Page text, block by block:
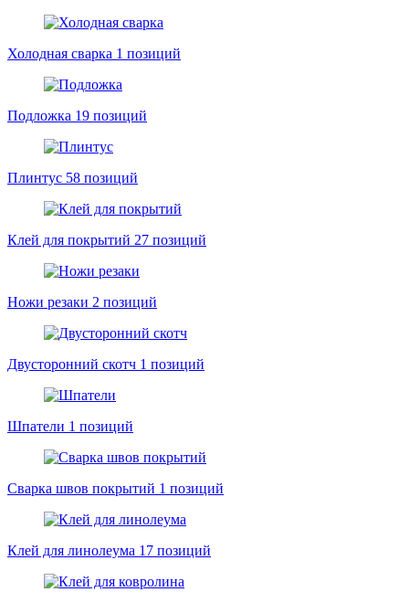
Холодная сварка 1 позиций
Подложка 19 позиций
Плинтус 58 позиций
Клей для покрытий 27 позиций
Ножи резаки 2 позиций
Двусторонний скотч 1 позиций
Шпатели 1 позиций
Сварка швов покрытий 1 позиций
Клей для линолеума 17 позиций